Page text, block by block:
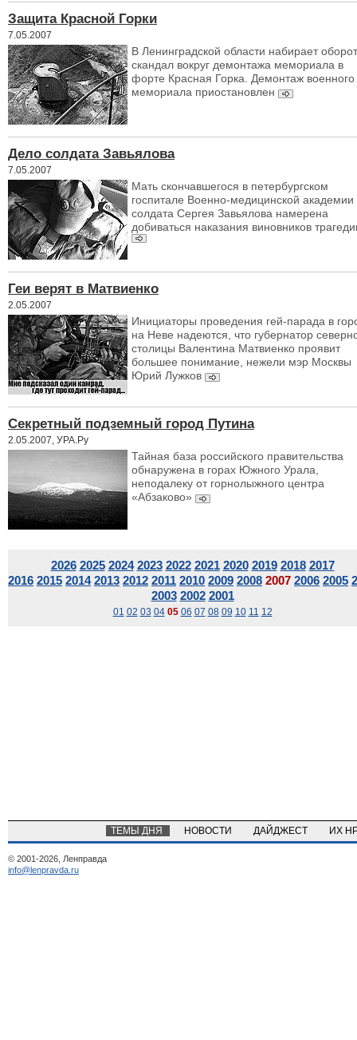
Защита Красной Горки
7.05.2007
В Ленинградской области набирает
скандал вокруг демонтажа мемориала в
форте Красная Горка. Демонтаж военного
мемориала приостановлен
Дело солдата Завьялова
7.05.2007
Мать скончавшегося в петербургском
госпитале Военно-медицинской академии
солдата Сергея Завьялова намерена
добиваться наказания виновников
Геи верят в Матвиенко
2.05.2007
Инициаторы проведения гей-парада в
на Неве надеются, что губернатор
столицы Валентина Матвиенко проявит
большее понимание, нежели мэр Москвы
Юрий Лужков
Секретный подземный город Путина
2.05.2007, УРА.Ру
Тайная база российского правительства
обнаружена в горах Южного Урала,
неподалеку от горнолыжного центра
«Абзаково»
2026 2025 2024 2023 2022 2021 2020 2019 2018 2017
2016 2015 2014 2013 2012 2011 2010 2009 2008 2007 2006 2005
2003 2002 2001
01 02 03 04 05 06 07 08 09 10 11 12
ТЕМЫ ДНЯ НОВОСТИ ДАЙДЖЕСТ ИХ
© 2001-2026, Ленправда
info@lenpravda.ru